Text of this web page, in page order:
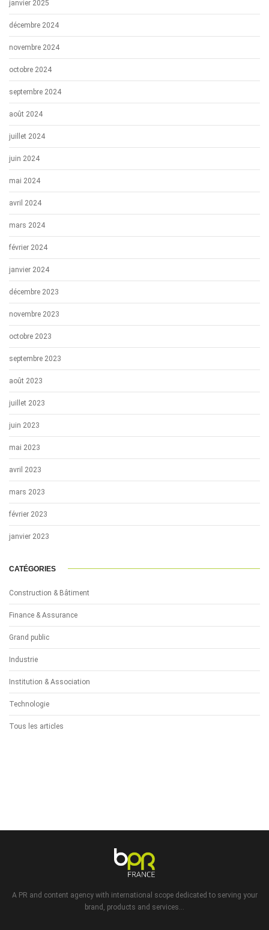
janvier 2025
décembre 2024
novembre 2024
octobre 2024
septembre 2024
août 2024
juillet 2024
juin 2024
mai 2024
avril 2024
mars 2024
février 2024
janvier 2024
décembre 2023
novembre 2023
octobre 2023
septembre 2023
août 2023
juillet 2023
juin 2023
mai 2023
avril 2023
mars 2023
février 2023
janvier 2023
CATÉGORIES
Construction & Bâtiment
Finance & Assurance
Grand public
Industrie
Institution & Association
Technologie
Tous les articles
A PR and content agency with international scope dedicated to serving your
brand, products and services...